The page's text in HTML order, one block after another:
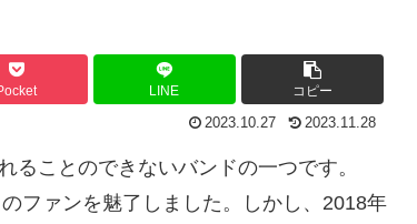
LINE コピー
2023.10.27 2023.11.28
ことのできないバンドの一つです。
ファンを魅了しました。しかし、2018年